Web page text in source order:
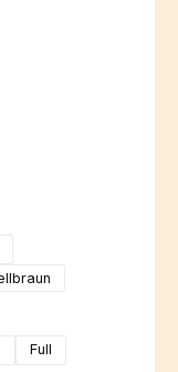
Full